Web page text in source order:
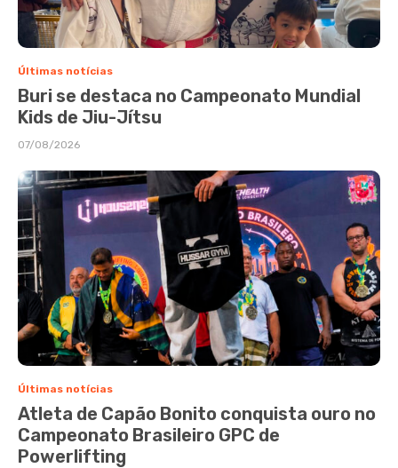
Últimas notícias
Buri se destaca no Campeonato Mundial
Kids de Jiu-Jítsu
07/08/2026
Últimas notícias
Atleta de Capão Bonito conquista ouro no
Campeonato Brasileiro GPC de
Powerlifting